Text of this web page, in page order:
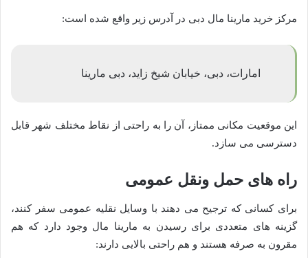
مرکز خرید مارینا مال دبی در آدرس زیر واقع شده است:
امارات، دبی، خیابان شیخ زاید، دبی مارینا
این موقعیت مکانی ممتاز، آن را به راحتی از نقاط مختلف شهر قابل
دسترسی می سازد.
راه های حمل ونقل عمومی
برای کسانی که ترجیح می دهند با وسایل نقلیه عمومی سفر کنند،
گزینه های متعددی برای رسیدن به مارینا مال وجود دارد که هم
مقرون به صرفه هستند و هم راحتی بالایی دارند: